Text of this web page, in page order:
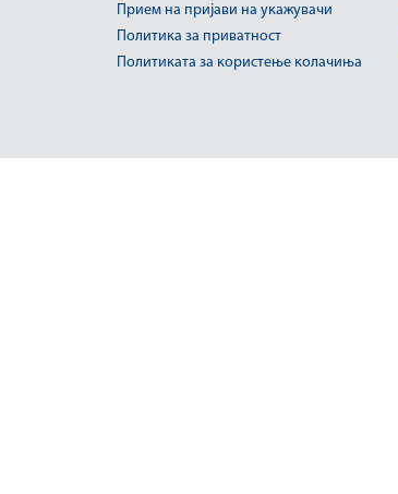
Прием на пријави на укажувачи
Политика за приватност
Политиката за користење колачиња